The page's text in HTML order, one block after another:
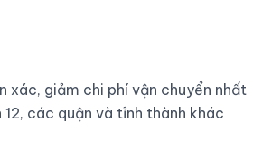
xác, giảm chi phí vận chuyển nhất
các quận và tỉnh thành khác